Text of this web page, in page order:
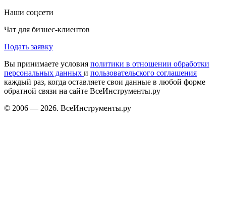
Наши соцсети
Чат для бизнес-клиентов
Подать заявку
Вы принимаете условия политики в отношении обработки
персональных данных и пользовательского соглашения
каждый раз, когда оставляете свои данные в любой форме
обратной связи на сайте ВсеИнструменты.ру
© 2006 — 2026. ВсеИнструменты.ру